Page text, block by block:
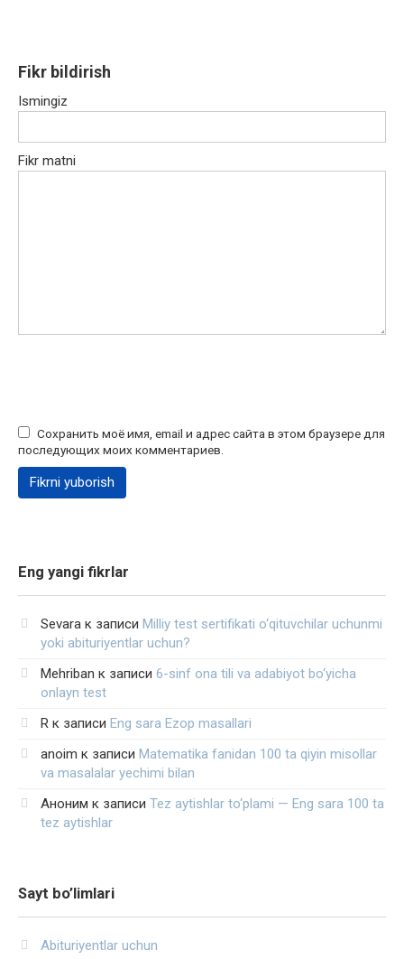
Fikr bildirish
Ismingiz
Fikr matni
Сохранить моё имя, email и адрес сайта в этом браузере для
последующих моих комментариев.
Eng yangi fikrlar
Sevara к записи Milliy test sertifikati o‘qituvchilar uchunmi
yoki abituriyentlar uchun?
Mehriban к записи 6-sinf ona tili va adabiyot bo‘yicha
onlayn test
R к записи Eng sara Ezop masallari
anoim к записи Matematika fanidan 100 ta qiyin misollar
va masalalar yechimi bilan
Аноним к записи Tez aytishlar to‘plami — Eng sara 100 ta
tez aytishlar
Sayt bo’limlari
Abituriyentlar uchun